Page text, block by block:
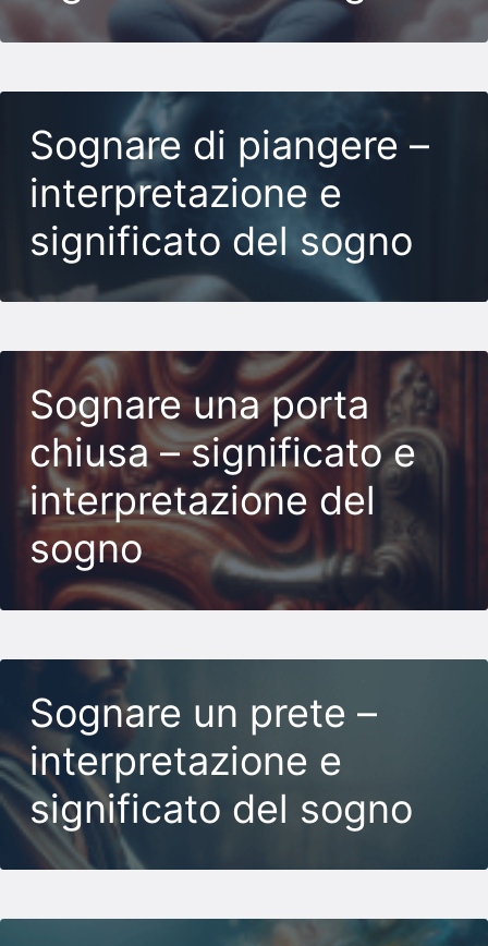
Sognare di piangere –
interpretazione e
significato del sogno
Sognare una porta
chiusa – significato e
interpretazione del
sogno
Sognare un prete –
interpretazione e
significato del sogno